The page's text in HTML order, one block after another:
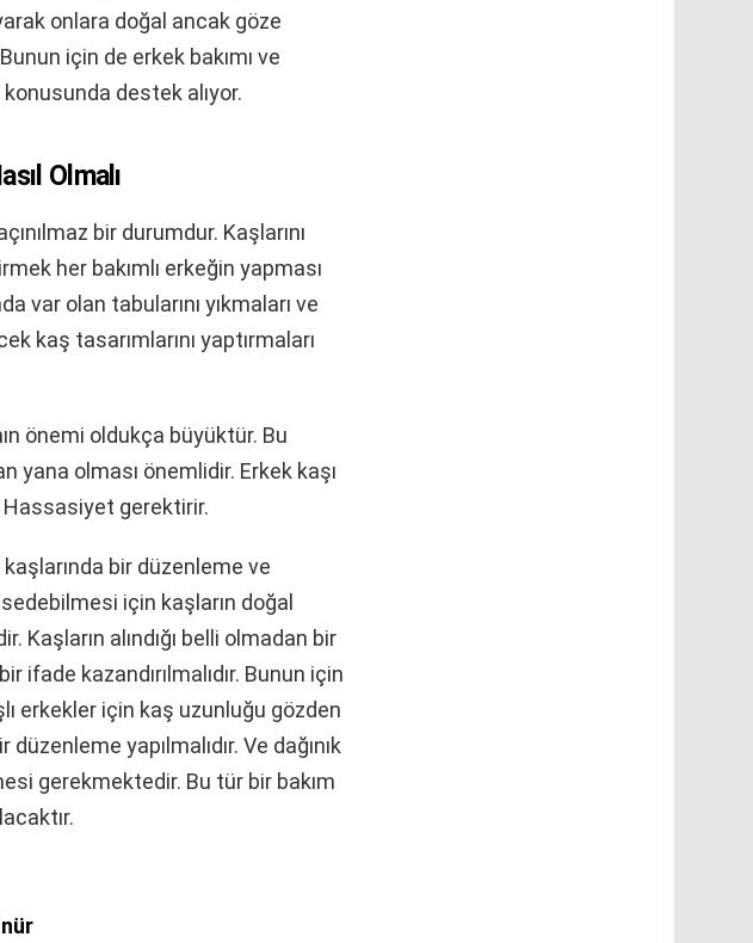
onlara doğal ancak göze
için de erkek bakımı ve
destek alıyor.
Olmalı
bir durumdur. Kaşlarını
her bakımlı erkeğin yapması
var olan tabularını yıkmaları ve
kaş tasarımlarını yaptırmaları
önemi oldukça büyüktür. Bu
yana olması önemlidir. Erkek kaşı
Hassasiyet gerektirir.
bir düzenleme ve
için kaşların doğal
alındığı belli olmadan bir
ifade kazandırılmalıdır. Bunun için
erkekler için kaş uzunluğu gözden
yapılmalıdır. Ve dağınık
gerekmektedir. Bu tür bir bakım